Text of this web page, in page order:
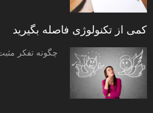
کمی از تکنولوژی فاصله بگیرید
چگونه تفکر